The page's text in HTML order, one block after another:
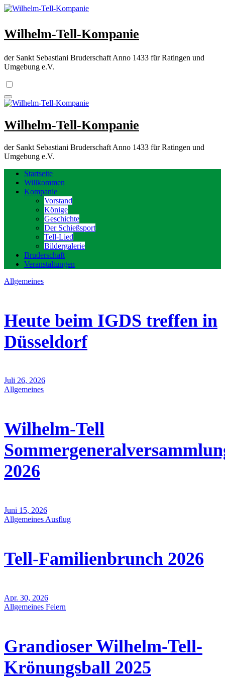
Zum
Wilhelm-Tell-Kompanie
der Sankt Sebastiani Bruderschaft Anno 1433 für Ratingen und
Umgebung e.V.
Wilhelm-Tell-Kompanie
der Sankt Sebastiani Bruderschaft Anno 1433 für Ratingen und
Umgebung e.V.
Startseite
Willkommen
Kompanie
Vorstand
Könige
Geschichte
Der Schießsport
Tell-Lied
Bildergalerie
Bruderschaft
Veranstaltungen
Allgemeines
Heute beim IGDS treffen in
Düsseldorf
Juli 26, 2026
Allgemeines
Wilhelm-Tell
2026
Juni 15, 2026
Allgemeines Ausflug
Tell-Familienbrunch 2026
Apr. 30, 2026
Allgemeines Feiern
Grandioser Wilhelm-Tell-
Krönungsball 2025